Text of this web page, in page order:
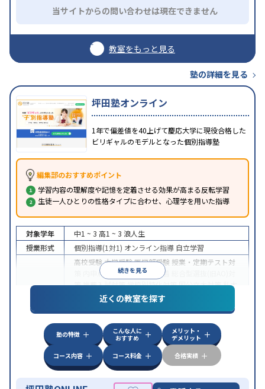
当サイトからの問い合わせは現在できません
教室をもっと見る
塾の詳細を見る
坪田塾オンライン
1年で偏差値を40上げて慶応大学に現役合格した
ビリギャルのモデルとなった個別指導塾
編集部のおすすめポイント
学習内容の理解度や記憶を定着させる効果が高まる反転学習
生徒一人ひとりの性格タイプに合わせ、心理学を用いた指導
続きを見る
対象学年 中1 ~ 3 高1 ~ 3 浪人生
授業形式
個別指導(1対1) オンライン指導 自立学習
高校受験大学受験医学部受験 授業・定期テスト対
内申点対策学習習慣の定着
策推薦入試対策学校別特化対策国公立大対策私大
共通テスト対策英検(英語検定)対策
その
特徴
中高一貫校生に対応授業の振替可能 不登校生に対
学習にPC・タブレットを利用オンライン対応
科目から受講可能季節講習のみの受講可発達障害
の子どもに対応
近くの教室を探す
塾の特徴
こんな人に
おすすめ
メリット・
デメリット
コース内容
コース料金 合格実績